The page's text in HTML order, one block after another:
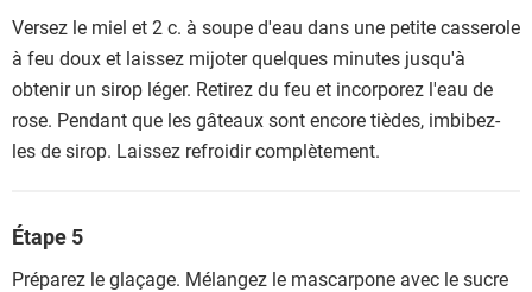
Versez le miel et 2 c. à soupe d'eau dans une petite casserole
à feu doux et laissez mijoter quelques minutes jusqu'à
obtenir un sirop léger. Retirez du feu et incorporez l'eau de
rose. Pendant que les gâteaux sont encore tièdes, imbibez-
les de sirop. Laissez refroidir complètement.
Étape 5
Préparez le glaçage. Mélangez le mascarpone avec le sucre